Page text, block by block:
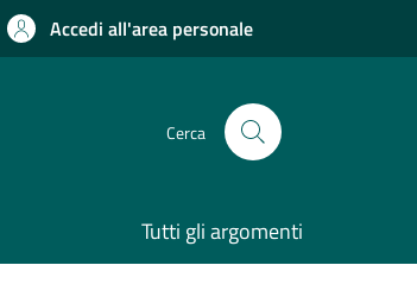
Accedi all'area personale
Cerca
Tutti gli argomenti